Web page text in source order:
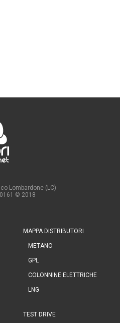
Lombardone (LC)
© 2018
MAPPA DISTRIBUTORI
METANO
GPL
COLONNINE ELETTRICHE
LNG
TEST DRIVE